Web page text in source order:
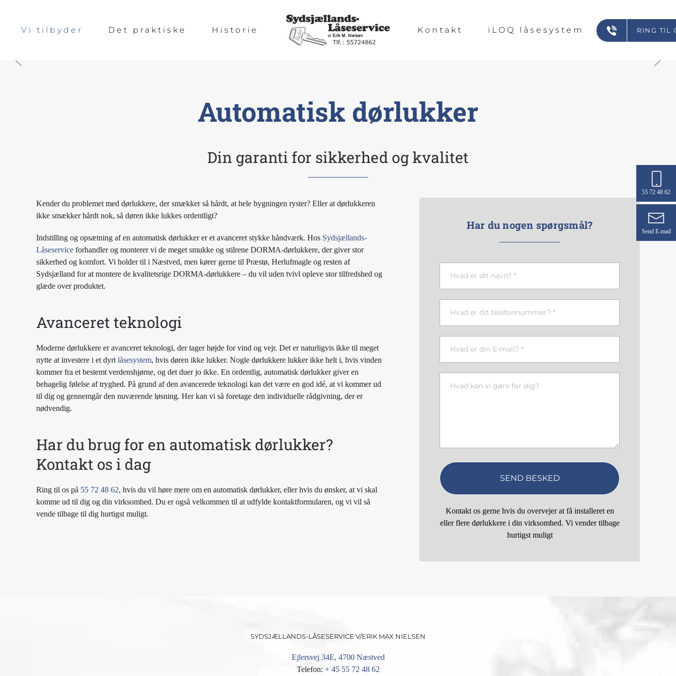
Vi tilbyder Det praktiske Historie Kontakt iLOQ låsesystem RING TIL
Automatisk dørlukker
Din garanti for sikkerhed og kvalitet
Kender du problemet med dørlukkere, der smækker så hårdt, at hele bygningen ryster? Eller at dørlukkeren
ikke smækker hårdt nok, så døren ikke lukkes ordentligt?
Indstilling og opsætning af en automatisk dørlukker er et avanceret stykke håndværk. Hos Sydsjællands-
Låseservice forhandler og monterer vi de meget smukke og stilrene DORMA-dørlukkere, der giver stor
sikkerhed og komfort. Vi holder til i Næstved, men kører gerne til Præstø, Herlufmagle og resten af
Sydsjælland for at montere de kvalitetsrige DORMA-dørlukkere – du vil uden tvivl opleve stor tilfredshed og
glæde over produktet.
Avanceret teknologi
Moderne dørlukkere er avanceret teknologi, der tager højde for vind og vejr. Det er naturligvis ikke til meget
nytte at investere i et dyrt låsesystem, hvis døren ikke lukker. Nogle dørlukkere lukker ikke helt i, hvis vinden
kommer fra et bestemt verdenshjørne, og det duer jo ikke. En ordentlig, automatisk dørlukker giver en
behagelig følelse af tryghed. På grund af den avancerede teknologi kan det være en god idé, at vi kommer ud
til dig og gennemgår den nuværende løsning. Her kan vi så foretage den individuelle rådgivning, der er
nødvendig.
Har du brug for en automatisk dørlukker?
Kontakt os i dag
Ring til os på 55 72 48 62, hvis du vil høre mere om en automatisk dørlukker, eller hvis du ønsker, at vi skal
komme ud til dig og din virksomhed. Du er også velkommen til at udfylde kontaktformularen, og vi vil så
vende tilbage til dig hurtigst muligt.
Har du nogen spørgsmål?
Kontakt os gerne hvis du overvejer at få installeret en
eller flere dørlukkere i din virksomhed. Vi vender tilbage
hurtigst muligt
SYDSJÆLLANDS-LÅSESERVICE V/ERIK MAX NIELSEN
Ejlersvej 34E, 4700 Næstved
Telefon: + 45 55 72 48 62
55 72 48 62
Send E-mail